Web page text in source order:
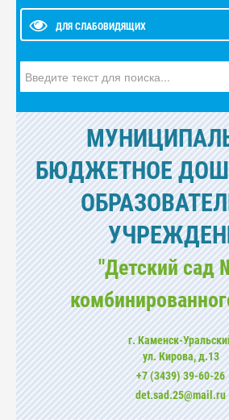
ДЛЯ СЛАБОВИДЯЩИХ
БЮДЖЕТНОЕ
"Детский сад
г. Каменск-
ул. Кирова, д.13
+7 (3439) 39-60-26
det.sad.25@mail.ru